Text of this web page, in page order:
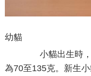
幼貓
小貓出生時，
為70至135克。新生